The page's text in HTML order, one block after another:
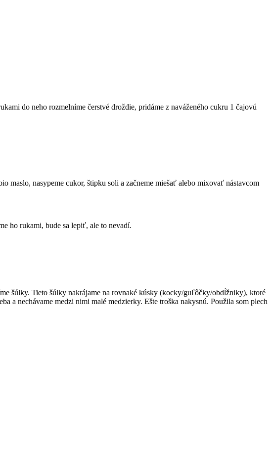
do neho rozmelníme čerstvé droždie, pridáme z naváženého cukru 1 čajovú
maslo, nasypeme cukor, štipku soli a začneme miešať alebo mixovať nástavcom
ho rukami, bude sa lepiť, ale to nevadí.
šúlky. Tieto šúlky nakrájame na rovnaké kúsky (kocky/guľôčky/obdĺžniky), ktoré
a nechávame medzi nimi malé medzierky. Ešte troška nakysnú. Použila som plech